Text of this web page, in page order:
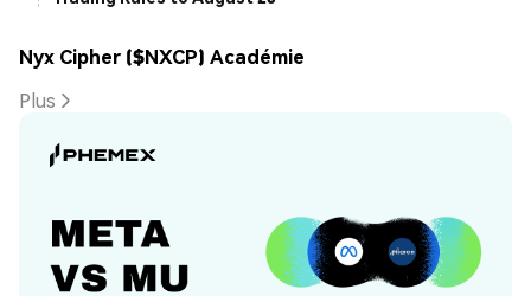
Nyx Cipher ($NXCP) Académie
Plus